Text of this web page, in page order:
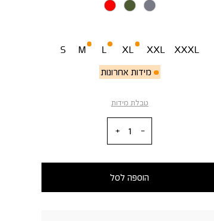
S
M
מידות אחרונות
L XL XXL XXXL
טבלת מידות
הוספה לסל